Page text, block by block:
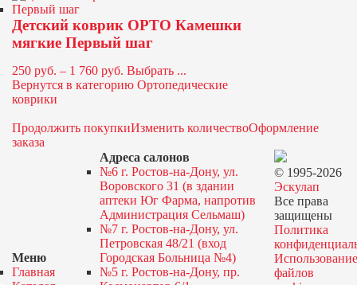
Детский коврик ОРТО Камешки
мягкие Первый шаг
250 руб. – 1 760 руб. Выбрать ...
Вернутся в категорию Ортопедические
коврики
Продолжить покупкиИзменить количествоОформление
заказа
Меню
Главная
Адреса салонов
№6 г. Ростов-на-Дону, ул.
Воровского 31 (в здании
аптеки Юг Фарма, напротив
Администрация Сельмаш)
№7 г. Ростов-на-Дону, ул.
Петровская 48/21 (вход
Городская Больница №4)
№5 г. Ростов-на-Дону, пр.
© 1995-2026
Эскулап
Все права
защищены
Политика
Использование
файлов